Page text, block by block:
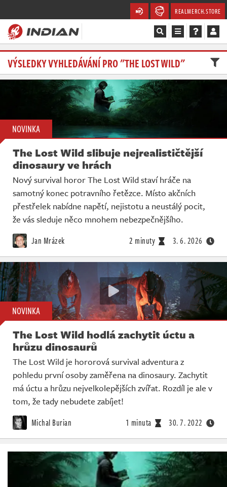
REALMERCH.STORE
Magazín
Soutěže
Databáze
Komunita
Redakce
Živě
VÝSLEDKY VYHLEDÁVÁNÍ PRO "THE LOST WILD"
NOVINKA
The Lost Wild slibuje nejrealističtější
dinosaury ve hrách
Nový survival horor The Lost Wild staví hráče na
samotný konec potravního řetězce. Místo akčních
přestřelek nabídne napětí, nejistotu a neustálý pocit,
že vás sleduje něco mnohem nebezpečnějšího.
Jan Mrázek 2 minuty 3. 6. 2026
NOVINKA
The Lost Wild hodlá zachytit úctu a
hrůzu dinosaurů
The Lost Wild je hororová survival adventura z
pohledu první osoby zaměřena na dinosaury. Zachytit
má úctu a hrůzu nejvelkolepějších zvířat. Rozdíl je ale v
tom, že tady nebudete zabíjet!
Michal Burian 1 minuta 30. 7. 2022